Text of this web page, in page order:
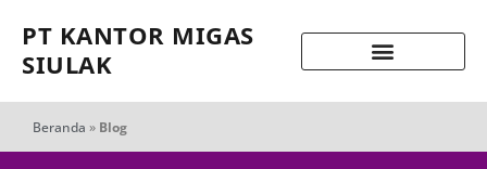
PT KANTOR MIGAS
SIULAK
Beranda » Blog